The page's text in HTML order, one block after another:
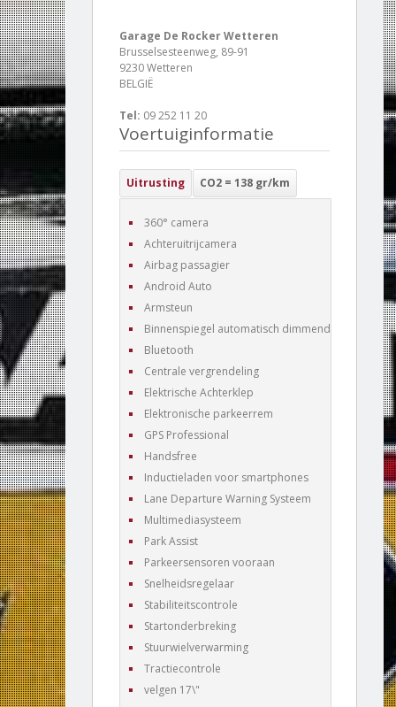
Garage De Rocker Wetteren
Brusselsesteenweg, 89-91
9230 Wetteren
BELGIË
Tel: 09 252 11 20
Voertuiginformatie
Uitrusting CO2 = 138 gr/km
360° camera
Achteruitrijcamera
Airbag passagier
Android Auto
Armsteun
Binnenspiegel automatisch dimmend
Bluetooth
Centrale vergrendeling
Elektrische Achterklep
Elektronische parkeerrem
GPS Professional
Handsfree
Inductieladen voor smartphones
Lane Departure Warning Systeem
Multimediasysteem
Park Assist
Parkeersensoren vooraan
Snelheidsregelaar
Stabiliteitscontrole
Startonderbreking
Stuurwielverwarming
Tractiecontrole
velgen 17\"